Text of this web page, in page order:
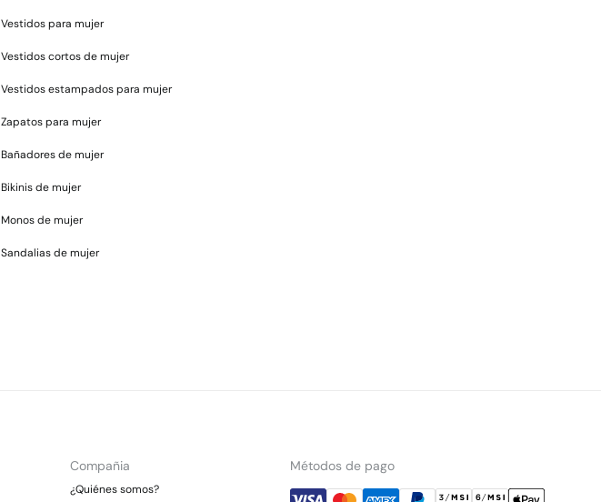
Vestidos para mujer
Vestidos cortos de mujer
Vestidos estampados para mujer
Zapatos para mujer
Bañadores de mujer
Bikinis de mujer
Monos de mujer
Sandalias de mujer
Compañia
¿Quiénes somos?
Métodos de pago